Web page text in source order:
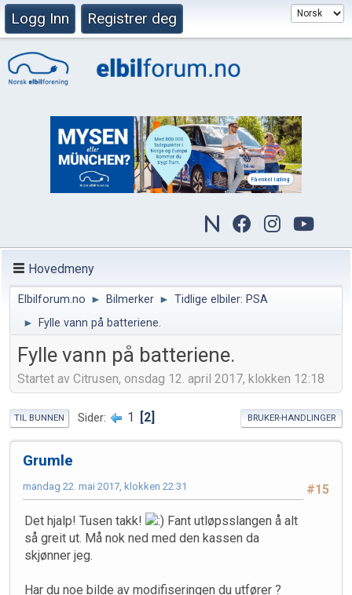
Logg Inn Registrer deg
Hovedmeny
Elbilforum.no ► Bilmerker ► Tidlige elbiler: PSA
►
Fylle vann på batteriene.
Fylle vann på batteriene.
Startet av Citrusen, onsdag 12. april 2017, klokken 12:18
TIL BUNNEN Sider 1 2 BRUKER-HANDLINGER
Grumle
#15
mandag 22. mai 2017, klokken 22:31
Det hjalp! Tusen takk!
Fant utløpsslangen å alt
så greit ut. Må nok ned med den kassen da
skjønner jeg.
Har du noe bilde av modifiseringen du utfører ?